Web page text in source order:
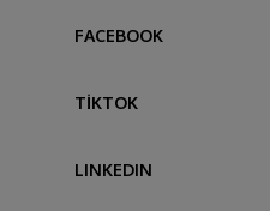
FACEBOOK
TİKTOK
LINKEDIN